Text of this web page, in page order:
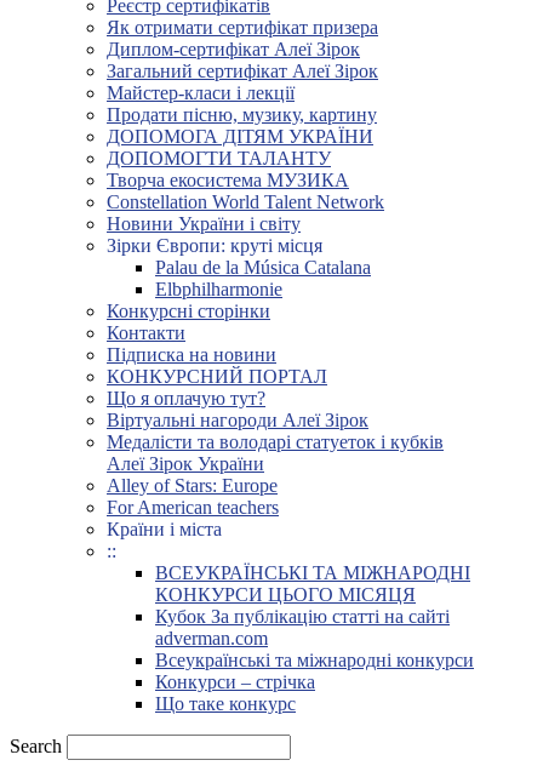
Реєстр сертифікатів
Як отримати сертифікат призера
Диплом-сертифікат Алеї Зірок
Загальний сертифікат Алеї Зірок
Майстер-класи і лекції
Продати пісню, музику, картину
ДОПОМОГА ДІТЯМ УКРАЇНИ
ДОПОМОГТИ ТАЛАНТУ
Творча екосистема МУЗИКА
Constellation World Talent Network
Новини України і світу
Зірки Європи: круті місця
Palau de la Música Catalana
Elbphilharmonie
Конкурсні сторінки
Контакти
Підписка на новини
КОНКУРСНИЙ ПОРТАЛ
Що я оплачую тут?
Віртуальні нагороди Алеї Зірок
Медалісти та володарі статуеток і кубків
Алеї Зірок України
Alley of Stars: Europe
For American teachers
Країни і міста
::
ВСЕУКРАЇНСЬКІ ТА МІЖНАРОДНІ
КОНКУРСИ ЦЬОГО МІСЯЦЯ
Кубок За публікацію статті на сайті
adverman.com
Всеукраїнські та міжнародні конкурси
Конкурси – стрічка
Що таке конкурс
Search